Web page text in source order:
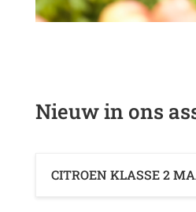
Nieuw in ons
CITROEN KLASSE 2